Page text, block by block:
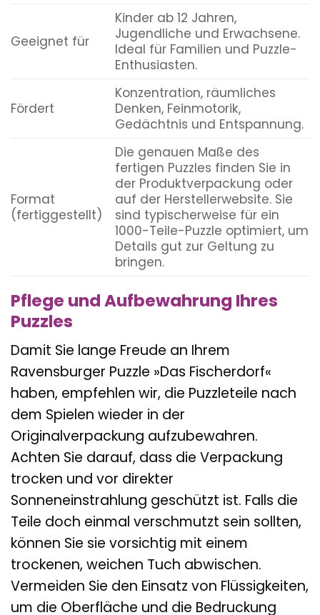
Geeignet für
Kinder ab 12 Jahren,
Jugendliche und Erwachsene.
Ideal für Familien und Puzzle-
Enthusiasten.
Fördert
Konzentration, räumliches
Denken, Feinmotorik,
Gedächtnis und Entspannung.
Format
(fertiggestellt)
Die genauen Maße des
fertigen Puzzles finden Sie in
der Produktverpackung oder
auf der Herstellerwebsite. Sie
sind typischerweise für ein
1000-Teile-Puzzle optimiert, um
Details gut zur Geltung zu
bringen.
Pflege und Aufbewahrung Ihres
Puzzles
Damit Sie lange Freude an Ihrem
Ravensburger Puzzle »Das Fischerdorf«
haben, empfehlen wir, die Puzzleteile nach
dem Spielen wieder in der
Originalverpackung aufzubewahren.
Achten Sie darauf, dass die Verpackung
trocken und vor direkter
Sonneneinstrahlung geschützt ist. Falls die
Teile doch einmal verschmutzt sein sollten,
können Sie sie vorsichtig mit einem
trockenen, weichen Tuch abwischen.
Vermeiden Sie den Einsatz von Flüssigkeiten,
um die Oberfläche und die Bedruckung